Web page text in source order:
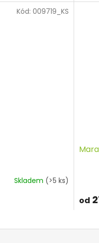
Skladem (>5 ks)
Kód:009719_KS
od